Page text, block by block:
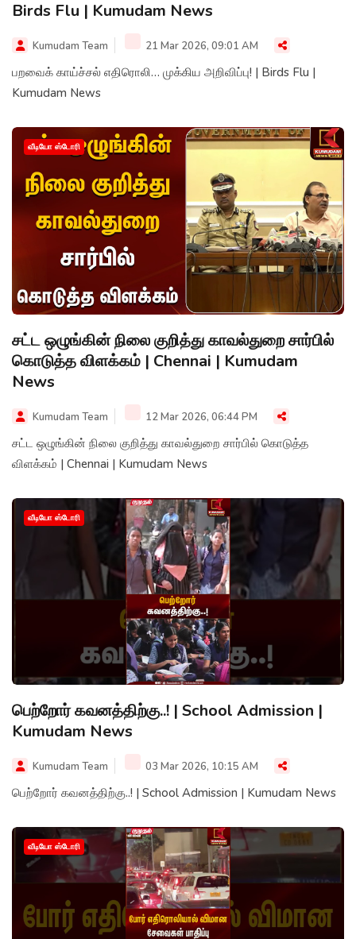
Birds Flu | Kumudam News
Kumudam Team 21 Mar 2026, 09:01 AM
பறவைக் காய்ச்சல் எதிரொலி… முக்கிய அறிவிப்பு! | Birds Flu |
Kumudam News
வீடியோ ஸ்டோரி
சட்ட ஒழுங்கின் நிலை குறித்து காவல்துறை சார்பில்
கொடுத்த விளக்கம் | Chennai | Kumudam
News
Kumudam Team 12 Mar 2026, 06:44 PM
சட்ட ஒழுங்கின் நிலை குறித்து காவல்துறை சார்பில் கொடுத்த
விளக்கம் | Chennai | Kumudam News
வீடியோ ஸ்டோரி
பெற்றோர் கவனத்திற்கு..! | School Admission |
Kumudam News
Kumudam Team 03 Mar 2026, 10:15 AM
பெற்றோர் கவனத்திற்கு..! | School Admission | Kumudam News
வீடியோ ஸ்டோரி